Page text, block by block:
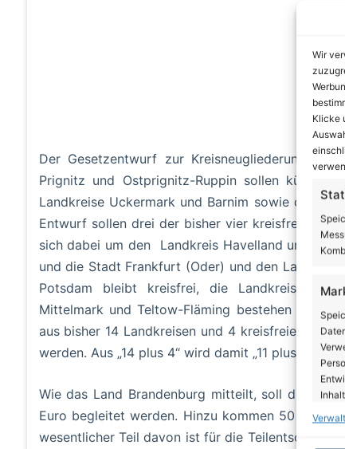
Wir
Klicke
Der Gesetzentwurf zur Kreisneugliederung
Prignitz und Ostprignitz-Ruppin sollen künftig
Landkreise Uckermark und Barnim sowie die
Entwurf sollen drei der bisher vier kreisfreien
sich dabei um den Landkreis Havelland und die
und die Stadt Frankfurt (Oder) und den
Potsdam bleibt kreisfrei, die Landkreise
Mittelmark und Teltow-Fläming bestehen fort.
aus bisher 14 Landkreisen und 4 kreisfreien
werden. Aus „14 plus 4“ wird damit „11 plus1“.
Wie das Land Brandenburg mitteilt, soll die
Euro begleitet werden. Hinzu kommen 50
wesentlicher Teil davon ist für die